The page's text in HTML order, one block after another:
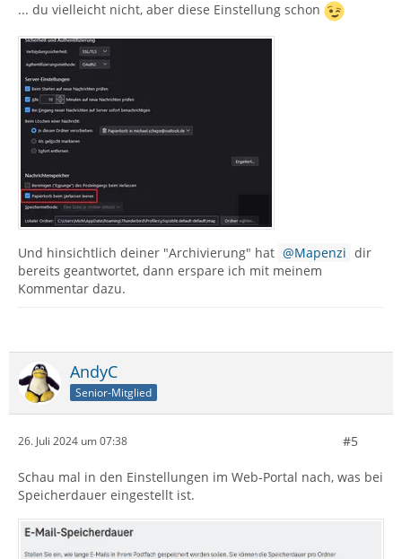
... du vielleicht nicht, aber diese Einstellung schon
Und hinsichtlich deiner "Archivierung" hat Mapenzi dir
bereits geantwortet, dann erspare ich mit meinem
Kommentar dazu.
AndyC
Senior-Mitglied
26. Juli 2024 um 07:38 #5
Schau mal in den Einstellungen im Web-Portal nach, was bei
Speicherdauer eingestellt ist.